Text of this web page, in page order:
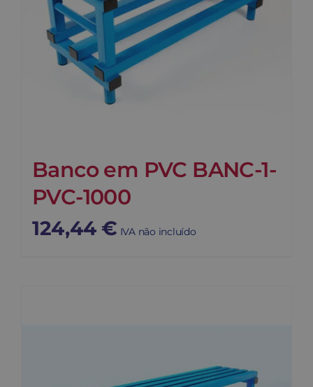
Buscar
Banco em PVC BANC-1-
PVC-1000
124,44 € IVA não incluído